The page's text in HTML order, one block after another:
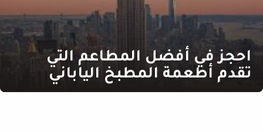
احجز في أفضل المطاعم التي
تقدم أطعمة المطبخ الياباني